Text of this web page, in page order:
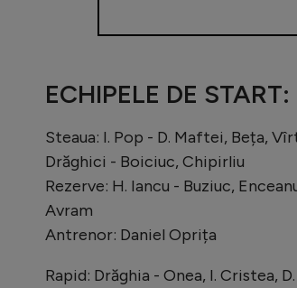
ECHIPELE DE START:
Steaua: I. Pop - D. Maftei, Beța,
Drăghici - Boiciuc, Chipirliu
Rezerve: H. Iancu - Buziuc,
Avram
Antrenor: Daniel Oprița
Rapid: Drăghia - Onea, I. Cristea,